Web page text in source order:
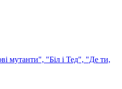
мутанти", "Біл і Тед", "Де ти,